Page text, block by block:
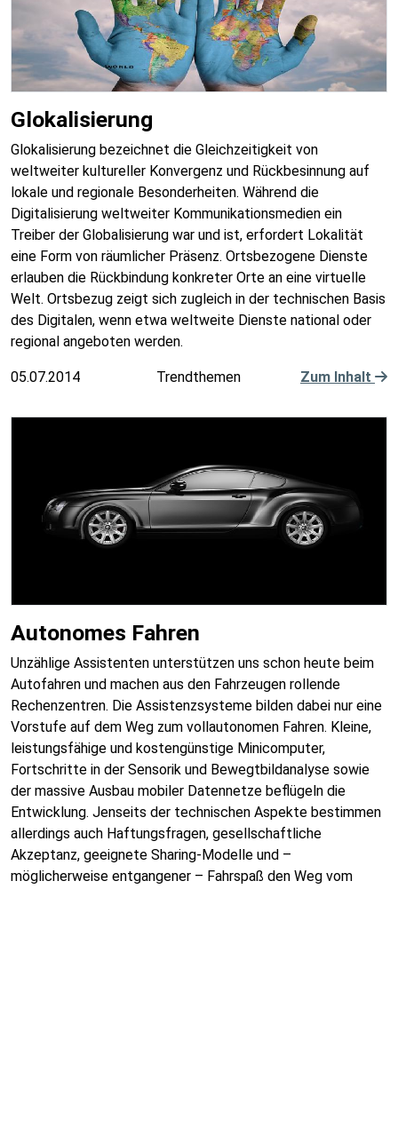
Glokalisierung
Glokalisierung bezeichnet die Gleichzeitigkeit von
weltweiter kultureller Konvergenz und Rückbesinnung auf
lokale und regionale Besonderheiten. Während die
Digitalisierung weltweiter Kommunikationsmedien ein
Treiber der Globalisierung war und ist, erfordert Lokalität
eine Form von räumlicher Präsenz. Ortsbezogene Dienste
erlauben die Rückbindung konkreter Orte an eine virtuelle
Welt. Ortsbezug zeigt sich zugleich in der technischen Basis
des Digitalen, wenn etwa weltweite Dienste national oder
regional angeboten werden.
05.07.2014 Trendthemen Zum Inhalt
Autonomes Fahren
Unzählige Assistenten unterstützen uns schon heute beim
Autofahren und machen aus den Fahrzeugen rollende
Rechenzentren. Die Assistenzsysteme bilden dabei nur eine
Vorstufe auf dem Weg zum vollautonomen Fahren. Kleine,
leistungsfähige und kostengünstige Minicomputer,
Fortschritte in der Sensorik und Bewegtbildanalyse sowie
der massive Ausbau mobiler Datennetze beflügeln die
Entwicklung. Jenseits der technischen Aspekte bestimmen
allerdings auch Haftungsfragen, gesellschaftliche
Akzeptanz, geeignete Sharing-Modelle und –
möglicherweise entgangener – Fahrspaß den Weg vom